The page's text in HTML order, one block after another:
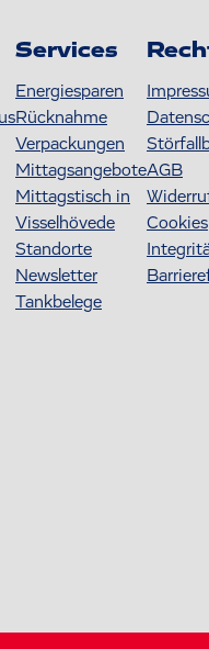
Services
Energiesparen
Rücknahme
Verpackungen
Mittagsangebote
Mittagstisch in
Visselhövede
Standorte
Newsletter
Tankbelege
AGB
Cookies